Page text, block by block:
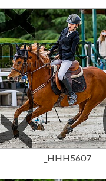
15,00 €
_HHH5607